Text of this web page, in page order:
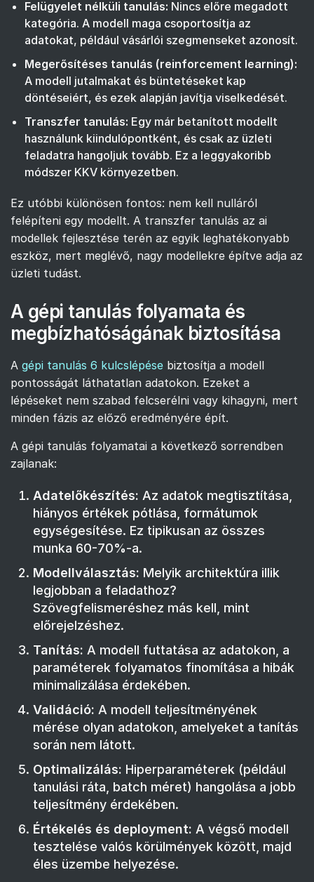
Felügyelet nélküli tanulás: Nincs előre megadott
kategória. A modell maga csoportosítja az
adatokat, például vásárlói szegmenseket azonosít.
Megerősítéses tanulás (reinforcement learning):
A modell jutalmakat és büntetéseket kap
döntéseiért, és ezek alapján javítja viselkedését.
Transzfer tanulás: Egy már betanított modellt
használunk kiindulópontként, és csak az üzleti
feladatra hangoljuk tovább. Ez a leggyakoribb
módszer KKV környezetben.
Ez utóbbi különösen fontos: nem kell nulláról
felépíteni egy modellt. A transzfer tanulás az ai
modellek fejlesztése terén az egyik leghatékonyabb
eszköz, mert meglévő, nagy modellekre építve adja az
üzleti tudást.
A gépi tanulás folyamata és
megbízhatóságának biztosítása
A gépi tanulás 6 kulcslépése biztosítja a modell
pontosságát láthatatlan adatokon. Ezeket a
lépéseket nem szabad felcserélni vagy kihagyni, mert
minden fázis az előző eredményére épít.
A gépi tanulás folyamatai a következő sorrendben
zajlanak:
Adatelőkészítés: Az adatok megtisztítása,
hiányos értékek pótlása, formátumok
egységesítése. Ez tipikusan az összes
munka 60-70%-a.
Modellválasztás: Melyik architektúra illik
legjobban a feladathoz?
Szövegfelismeréshez más kell, mint
előrejelzéshez.
Tanítás: A modell futtatása az adatokon, a
paraméterek folyamatos finomítása a hibák
minimalizálása érdekében.
Validáció: A modell teljesítményének
mérése olyan adatokon, amelyeket a tanítás
során nem látott.
Optimalizálás: Hiperparaméterek (például
tanulási ráta, batch méret) hangolása a jobb
teljesítmény érdekében.
Értékelés és deployment: A végső modell
tesztelése valós körülmények között, majd
éles üzembe helyezése.